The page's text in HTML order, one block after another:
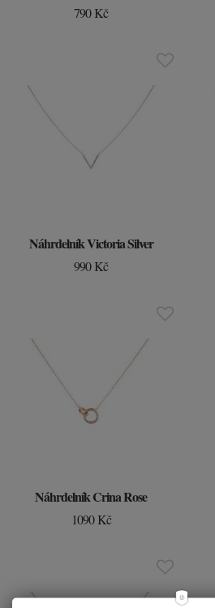
790 Kč
Náhrdelník Victoria Silver
990 Kč
Náhrdelník Crina Rose
1090 Kč